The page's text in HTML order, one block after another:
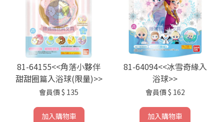
81-64155<<角落小夥伴
甜甜圈篇入浴球(限量)>>
會員價 $ 135
加入購物車
81-64094<<冰雪奇緣入
浴球>>
會員價 $ 162
加入購物車